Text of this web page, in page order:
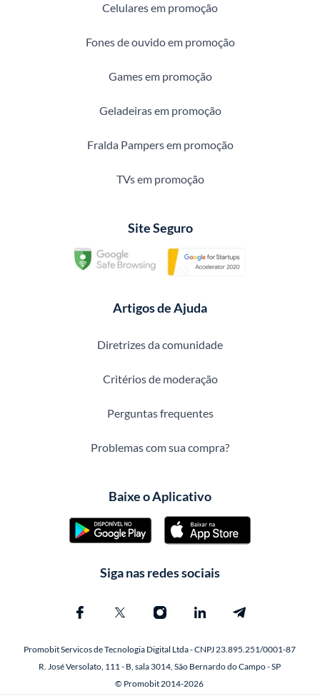
Celulares em promoção
Fones de ouvido em promoção
Games em promoção
Geladeiras em promoção
Fralda Pampers em promoção
TVs em promoção
Site Seguro
Artigos de Ajuda
Diretrizes da comunidade
Critérios de moderação
Perguntas frequentes
Problemas com sua compra?
Baixe o Aplicativo
Siga nas redes sociais
Promobit Servicos de Tecnologia Digital Ltda - CNPJ 23.895.251/0001-87
R. José Versolato, 111 - B, sala 3014, São Bernardo do Campo - SP
© Promobit 2014-2026